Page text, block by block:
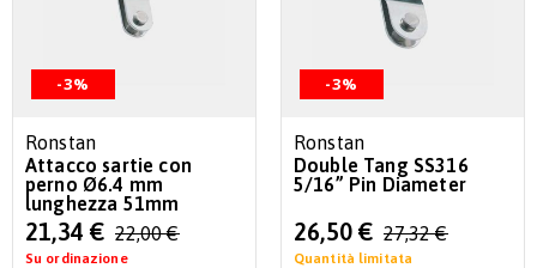
-3%
Ronstan
Attacco sartie con
perno Ø6.4 mm
lunghezza 51mm
Special
Price
21,34 € 22,00 €
Su ordinazione
-3%
Ronstan
Double Tang SS316
5/16” Pin Diameter
Special
Price
26,50 € 27,32 €
Quantità limitata